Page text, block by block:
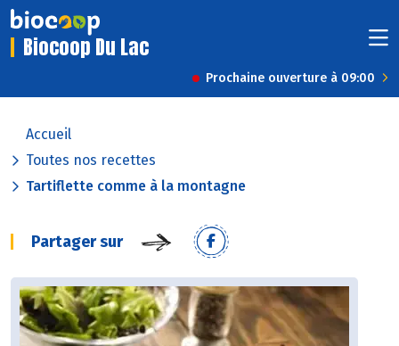
Biocoop Du Lac
Prochaine ouverture à 09:00
Accueil
Toutes nos recettes
Tartiflette comme à la montagne
Partager sur